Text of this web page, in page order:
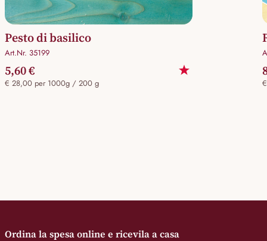
Pesto di basilico
Art.Nr. 35199
5,60 €
€ 28,00 per 1000g / 200 g
Ordina la spesa online e ricevila a casa